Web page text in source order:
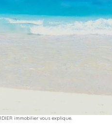
immobilier vous explique.